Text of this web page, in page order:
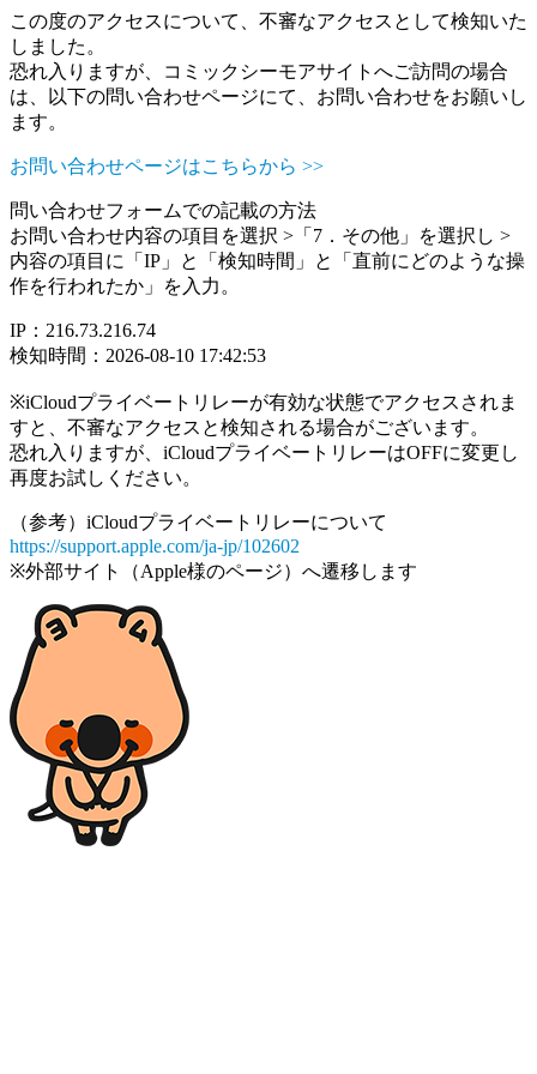
この度のアクセスについて、不審なアクセスとして検知いた
しました。
恐れ入りますが、コミックシーモアサイトへご訪問の場合
は、以下の問い合わせページにて、お問い合わせをお願いし
ます。
お問い合わせページはこちらから >>
問い合わせフォームでの記載の方法
お問い合わせ内容の項目を選択 >「7．その他」を選択し >
内容の項目に「IP」と「検知時間」と「直前にどのような操
作を行われたか」を入力。
IP：216.73.216.74
検知時間：2026-08-10 17:42:53
※iCloudプライベートリレーが有効な状態でアクセスされま
すと、不審なアクセスと検知される場合がございます。
恐れ入りますが、iCloudプライベートリレーはOFFに変更し
再度お試しください。
（参考）iCloudプライベートリレーについて
https://support.apple.com/ja-jp/102602
※外部サイト（Apple様のページ）へ遷移します